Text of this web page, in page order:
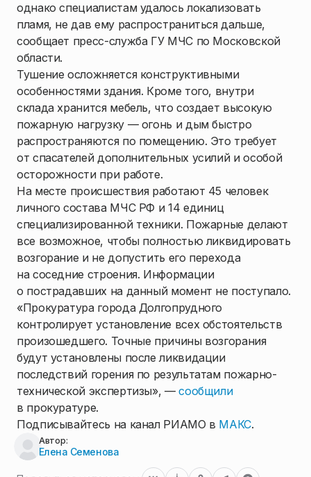
однако специалистам удалось локализовать
пламя, не дав ему распространиться дальше,
сообщает пресс-служба ГУ МЧС по Московской
области.
Тушение осложняется конструктивными
особенностями здания. Кроме того, внутри
склада хранится мебель, что создает высокую
пожарную нагрузку — огонь и дым быстро
распространяются по помещению. Это требует
от спасателей дополнительных усилий и особой
осторожности при работе.
На месте происшествия работают 45 человек
личного состава МЧС РФ и 14 единиц
специализированной техники. Пожарные делают
все возможное, чтобы полностью ликвидировать
возгорание и не допустить его перехода
на соседние строения. Информации
о пострадавших на данный момент не поступало.
«Прокуратура города Долгопрудного
контролирует установление всех обстоятельств
произошедшего. Точные причины возгорания
будут установлены после ликвидации
последствий горения по результатам пожарно-
технической экспертизы», —сообщили
в прокуратуре.
Подписывайтесь на канал РИАМО в МАКС.
Автор:
Елена Семенова